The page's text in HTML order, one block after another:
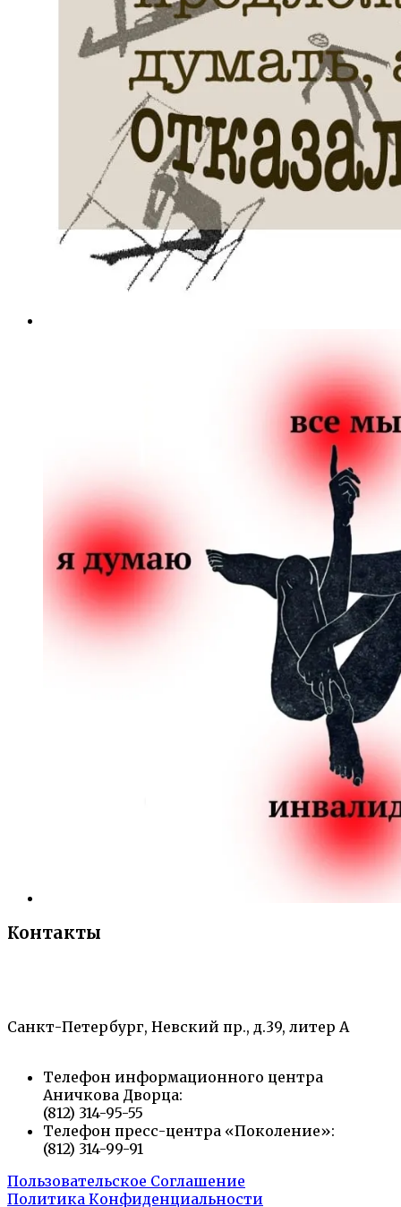
Контакты
Санкт-Петербург, Невский пр., д.39, литер А
Телефон информационного центра
Аничкова Дворца:
(812) 314-95-55
Телефон пресс-центра «Поколение»:
(812) 314-99-91
Пользовательское Соглашение
Политика Конфиденциальности